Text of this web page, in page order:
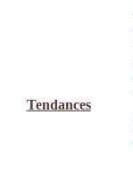
Tendances